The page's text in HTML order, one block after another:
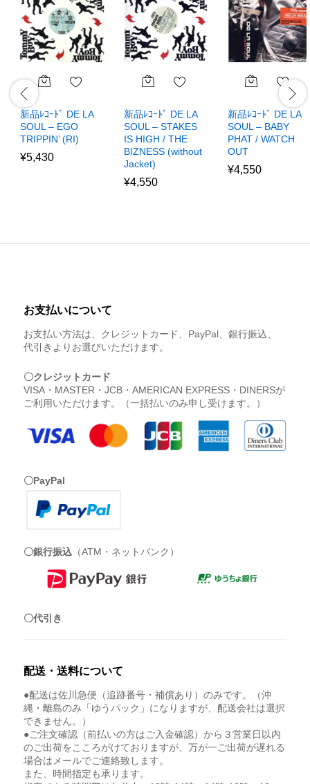
新品ﾚｺｰﾄﾞ DE LA
SOUL – EGO
TRIPPIN’ (RI)
¥5,430
新品ﾚｺｰﾄﾞ DE LA
SOUL – STAKES
IS HIGH / THE
BIZNESS (without
Jacket)
¥4,550
新品ﾚｺｰﾄﾞ DE LA
SOUL – BABY
PHAT / WATCH
OUT
¥4,550
お支払いについて
お支払い方法は、クレジットカード、PayPal、銀行振込、
代引きよりお選びいただけます。
〇クレジットカード
VISA・MASTER・JCB・AMERICAN EXPRESS・DINERSが
ご利用いただけます。（一括払いのみ申し受けます。）
〇PayPal
〇銀行振込 （ATM・ネットバンク）
〇代引き
配送・送料について
●配送は佐川急便（追跡番号・補償あり）のみです。（沖
縄・離島のみ「ゆうパック」になりますが、配送会社は選択
できません。）
●ご注文確認（前払いの方はご入金確認）から３営業日以内
のご出荷をこころがけておりますが、万が一ご出荷が遅れる
場合はメールでご連絡致します。
また、時間指定も承ります。